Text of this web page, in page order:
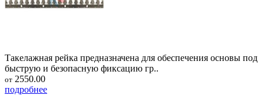
Такелажная рейка предназначена для обеспечения основы под
быструю и безопасную фиксацию гр..
от 2550.00
подробнее